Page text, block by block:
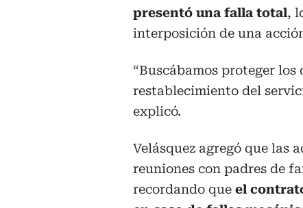
presentó una falla total,
interposición de una
“Buscábamos proteger
restablecimiento del
explicó.
Velásquez agregó que las
reuniones con padres de
recordando que el